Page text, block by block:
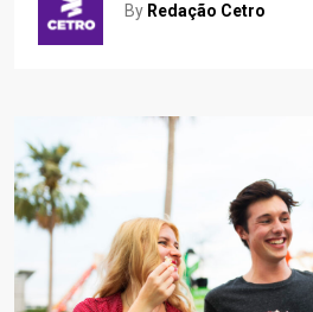
By Redação Cetro